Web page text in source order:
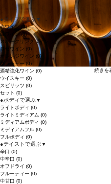
続きを
●タイプで選ぶ ▼
赤ワイン(0)
白ワイン(0)
スパークリングワイン
ロゼワイン (0)
オレンジワイン (0)
ブランデー(0)
酒精強化ワイン (0)
ウイスキー (0)
スピリッツ (0)
セット (0)
●ボディで選ぶ▼
ライトボディ (0)
ライトミディアム (0)
ミディアムボディ (0)
ミディアムフル (0)
フルボディ (0)
●テイストで選ぶ▼
辛口 (0)
中辛口 (0)
オフドライ (0)
フルーティー (0)
中甘口 (0)